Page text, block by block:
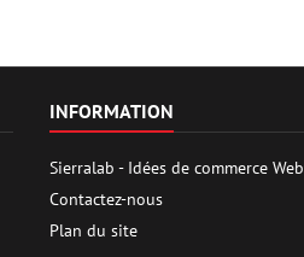
INFORMATION
Sierralab - Idées de commerce Web
Contactez-nous
Plan du site